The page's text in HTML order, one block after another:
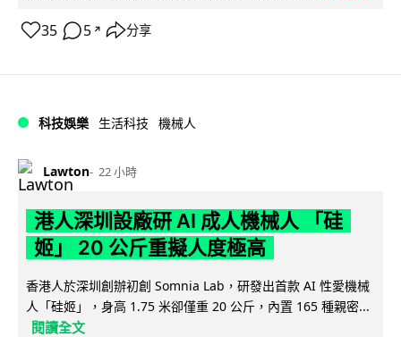
35 5 ↗ 分享
科技娛樂 生活科技 機械人
Lawton 22 小時
港人深圳設廠研 AI 成人機械人 「硅
姬」 20 公斤重擬人度極高
香港人於深圳創辦初創 Somnia Lab，研發出首款 AI 性愛機械
人「硅姬」，身高 1.75 米卻僅重 20 公斤，內置 165 種親密...
閱讀全文